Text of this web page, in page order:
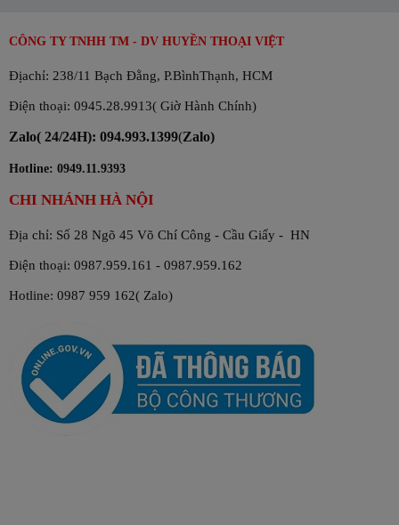
CÔNG TY TNHH TM - DV HUYỀN THOẠI VIỆT
Địachỉ: 238/11 Bạch Đằng, P.BìnhThạnh, HCM
Điện thoại: 0945.28.9913( Giờ Hành Chính)
Zalo( 24/24H): 094.993.1399(Zalo)
Hotline: 0949.11.9393
CHI NHÁNH HÀ NỘI
Địa chỉ: Số 28 Ngõ 45 Võ Chí Công - Cầu Giấy - HN
Điện thoại: 0987.959.161 - 0987.959.162
Hotline: 0987 959 162( Zalo)